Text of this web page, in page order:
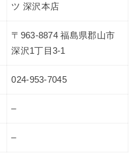
ツ 深沢本店
〒963-8874 福島県郡山市
深沢1丁目3-1
024-953-7045
–
–